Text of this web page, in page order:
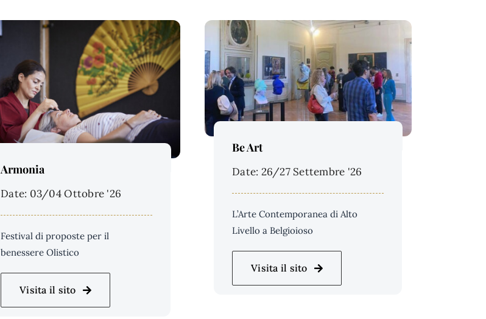
Armonia
Date: 03/04 Ottobre '26
Festival di proposte per il
benessere Olistico
Visita il sito
Be Art
Date: 26/27 Settembre '26
L’Arte Contemporanea di Alto
Livello a Belgioioso
Visita il sito